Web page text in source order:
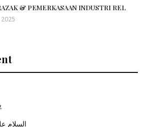
& PEMERKASAAN INDUSTRI REL
السلام